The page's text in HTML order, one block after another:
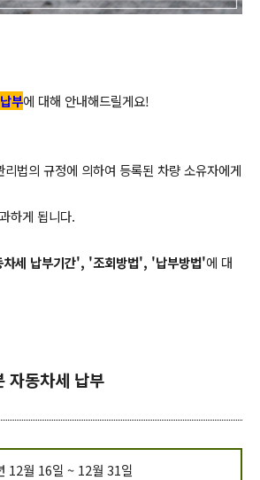
부에 대해 안내해드릴게요!
법의 규정에 의하여 등록된 차량 소유자에게
하게 됩니다.
차세 납부기간', '조회방법', '납부방법'에 대
자동차세 납부
12월 16일 ~ 12월 31일